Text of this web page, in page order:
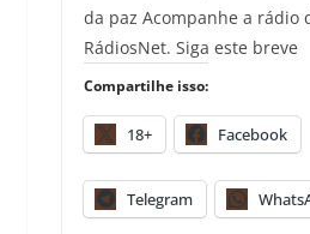
da paz Acompanhe a rádio
RádiosNet. Siga este breve
Compartilhe isso:
18+ Facebook
Telegram